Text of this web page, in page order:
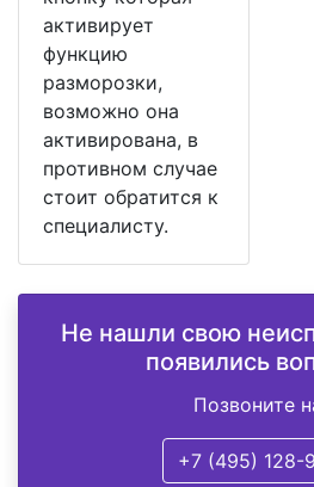
активирует
функцию
разморозки,
возможно она
активирована, в
противном случае
стоит обратится к
специалисту.
Не нашли свою
появились
Позвоните
+7 (495) 128-